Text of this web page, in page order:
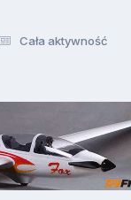
Cała aktywność